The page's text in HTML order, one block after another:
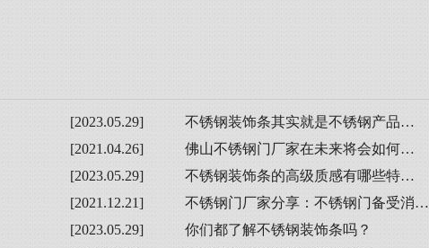
[2023.05.29]
不锈钢装饰条其实就是不锈钢产品…
[2021.04.26]
佛山不锈钢门厂家在未来将会如何…
[2023.05.29]
不锈钢装饰条的高级质感有哪些特…
[2021.12.21]
不锈钢门厂家分享：不锈钢门备受消…
[2023.05.29]
你们都了解不锈钢装饰条吗？